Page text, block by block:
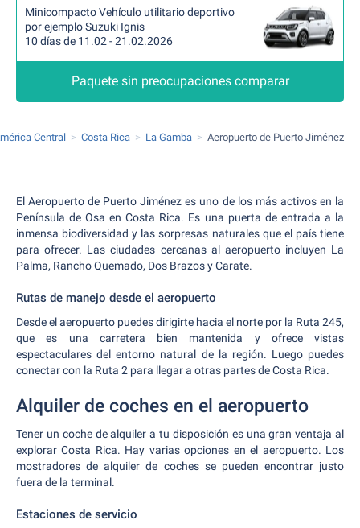
Minicompacto Vehículo utilitario deportivo
por ejemplo Suzuki Ignis
10 días de 11.02 - 21.02.2026
Paquete sin preocupaciones comparar
Central Costa Rica La Gamba Aeropuerto de Puerto Jiménez
El Aeropuerto de Puerto Jiménez es uno de los más activos en la
Península de Osa en Costa Rica. Es una puerta de entrada a la
inmensa biodiversidad y las sorpresas naturales que el país tiene
para ofrecer. Las ciudades cercanas al aeropuerto incluyen La
Palma, Rancho Quemado, Dos Brazos y Carate.
Rutas de manejo desde el aeropuerto
Desde el aeropuerto puedes dirigirte hacia el norte por la Ruta 245,
que es una carretera bien mantenida y ofrece vistas
espectaculares del entorno natural de la región. Luego puedes
conectar con la Ruta 2 para llegar a otras partes de Costa Rica.
Alquiler de coches en el aeropuerto
Tener un coche de alquiler a tu disposición es una gran ventaja al
explorar Costa Rica. Hay varias opciones en el aeropuerto. Los
mostradores de alquiler de coches se pueden encontrar justo
fuera de la terminal.
Estaciones de servicio